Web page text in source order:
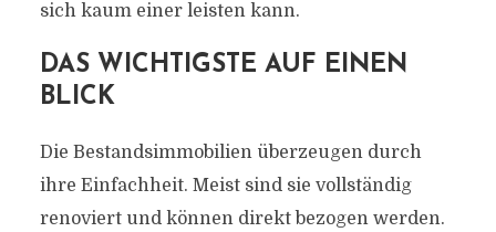
sich kaum einer leisten kann.
DAS WICHTIGSTE AUF EINEN
BLICK
Die Bestandsimmobilien überzeugen durch
ihre Einfachheit. Meist sind sie vollständig
renoviert und können direkt bezogen werden.